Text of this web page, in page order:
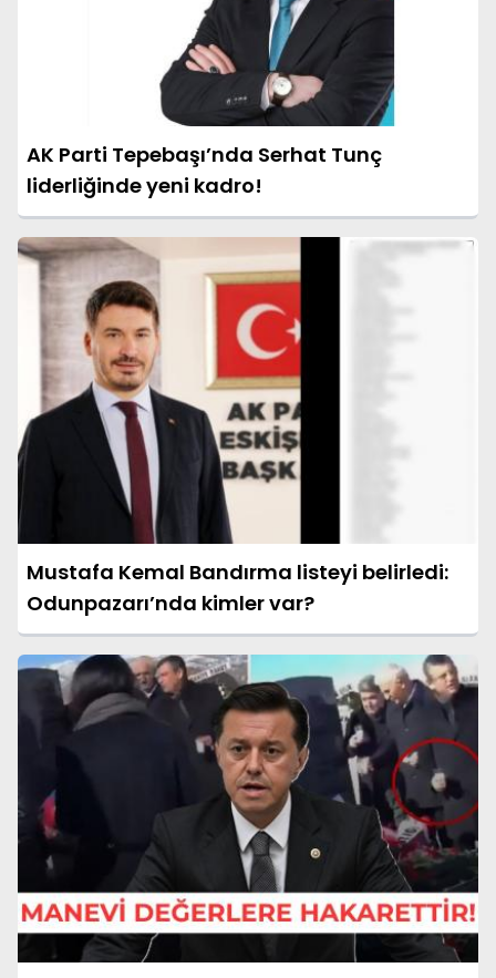
AK Parti Tepebaşı’nda Serhat Tunç
liderliğinde yeni kadro!
Mustafa Kemal Bandırma listeyi belirledi:
Odunpazarı’nda kimler var?